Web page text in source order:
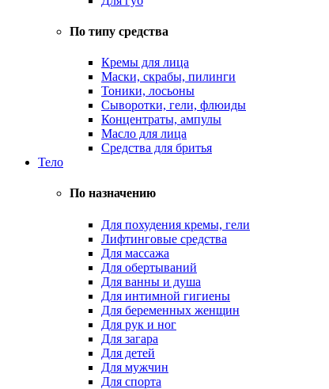
По типу средства
Кремы для лица
Маски, скрабы, пилинги
Тоники, лосьоны
Сыворотки, гели, флюиды
Концентраты, ампулы
Масло для лица
Средства для бритья
Тело
По назначению
Для похудения кремы, гели
Лифтинговые средства
Для массажа
Для обертываний
Для ванны и душа
Для интимной гигиены
Для беременных женщин
Для рук и ног
Для загара
Для детей
Для мужчин
Для спорта